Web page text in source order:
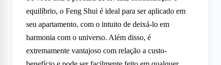
equilíbrio, o Feng Shui é ideal para ser aplicado em
seu apartamento, com o intuito de deixá-lo em
harmonia com o universo. Além disso, é
extremamente vantajoso com relação a custo-